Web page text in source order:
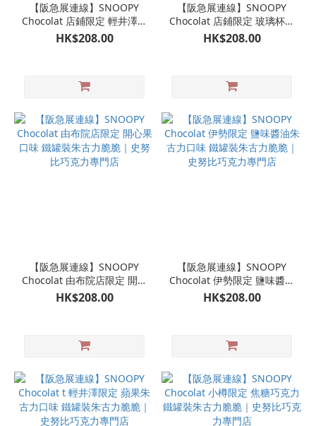
【阪急展連線】SNOOPY
Chocolat 店鋪限定 輕井澤限
定 玻璃杯｜史努比巧克力專
門店
HK$208.00
【阪急展連線】SNOOPY
Chocolat 店鋪限定 玻璃杯｜
史努比巧克力專門店
HK$208.00
【阪急展連線】SNOOPY
Chocolat 由布院店限定 開心
果口味 鐵罐裝朱古力脆脆｜
史努比巧克力專門店
HK$208.00
【阪急展連線】SNOOPY
Chocolat 伊勢限定 鹽味醬油
朱古力口味 鐵罐裝朱古力脆
脆｜史努比巧克力專門店
HK$208.00